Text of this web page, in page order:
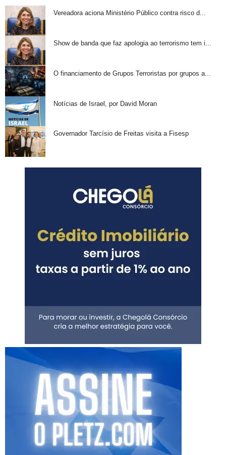
Vereadora aciona Ministério Público contra risco d...
Show de banda que faz apologia ao terrorismo tem i...
O financiamento de Grupos Terroristas por grupos a...
Notícias de Israel, por David Moran
Governador Tarcísio de Freitas visita a Fisesp